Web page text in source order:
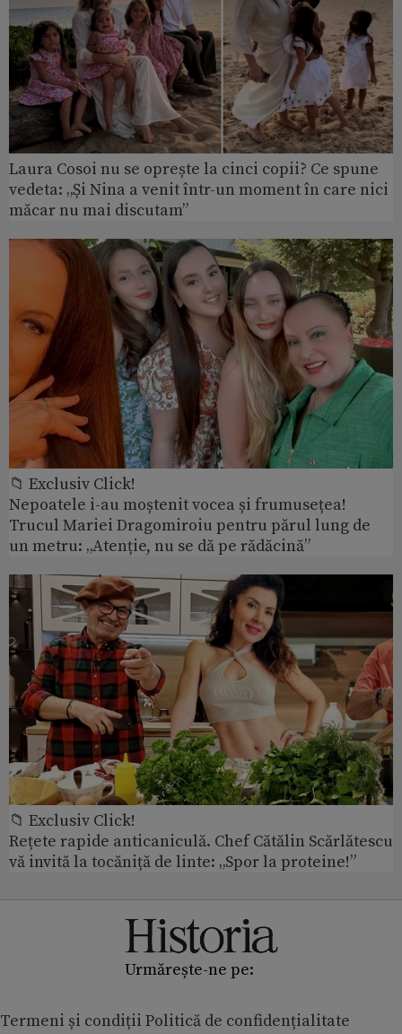
Laura Cosoi nu se oprește la cinci copii? Ce spune
vedeta: „Și Nina a venit într-un moment în care nici
măcar nu mai discutam”
📁 Exclusiv Click!
Nepoatele i-au moștenit vocea și frumusețea!
Trucul Mariei Dragomiroiu pentru părul lung de
un metru: „Atenție, nu se dă pe rădăcină”
📁 Exclusiv Click!
Rețete rapide anticaniculă. Chef Cătălin Scărlătescu
vă invită la tocăniță de linte: „Spor la proteine!”
Urmărește-ne pe:
Termeni și condiții Politică de confidențialitate